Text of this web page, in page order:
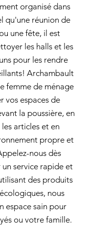
organisé dans
qu'une réunion de
une fête, il est
les halls et les
pour les rendre
Archambault
femme de ménage
vos espaces de
la poussière, en
articles et en
propre et
nous dès
service rapide et
des produits
nous
espace sain pour
ou votre famille.